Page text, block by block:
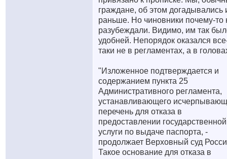
граждане, об этом догадывались
раньше. Но чиновники почему-то
разубеждали. Видимо, им так
удобней. Непорядок оказался
таки не в регламентах, а в
"Изложенное подтверждается и
содержанием пункта 25
Административного регламента,
устанавливающего
перечень для отказа в
предоставлении государственной
услуги по выдаче паспорта, -
продолжает Верховный суд
Такое основание для отказа в